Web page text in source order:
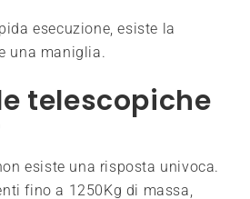
esecuzione, esiste la
una maniglia.
telescopiche
esiste una risposta univoca.
fino a 1250Kg di massa,